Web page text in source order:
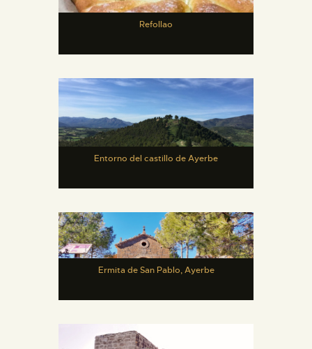
Refollao
Entorno del castillo de Ayerbe
Ermita de San Pablo, Ayerbe